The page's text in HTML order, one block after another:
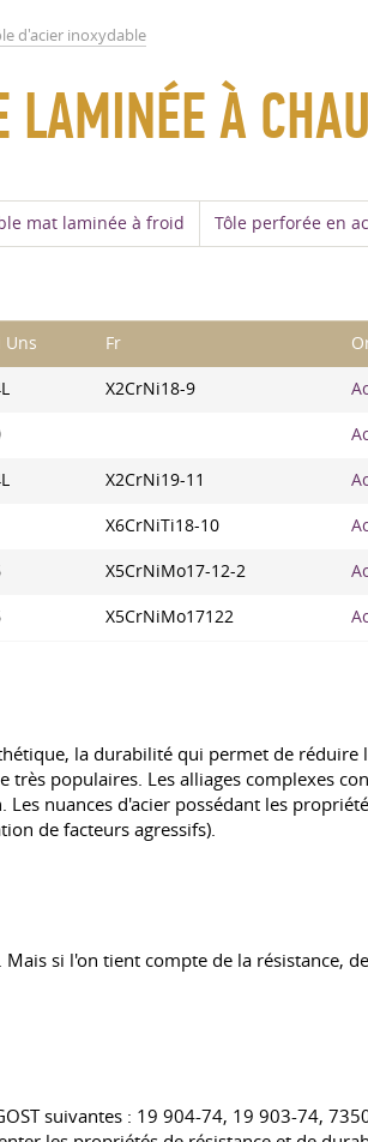
d'acier inoxydable
LAMINÉE À
mat laminée à froid Tôle perforée en
Uns Fr
X2CrNi18-9
X2CrNi19-11
X6CrNiTi18-10
X5CrNiMo17-12-2
X5CrNiMo17122
la durabilité qui permet de
populaires. Les alliages complexes
nuances d'acier possédant les
de facteurs agressifs).
si l'on tient compte de la résistance,
suivantes : 19 904-74, 19 903-74,